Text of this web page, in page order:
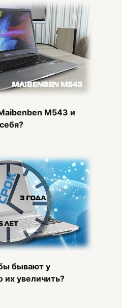
M543 и
бывают у
их увеличить?